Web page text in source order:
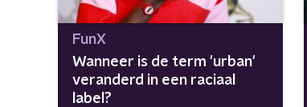
FunX
Wanneer is de term 'urban'
veranderd in een raciaal
label?